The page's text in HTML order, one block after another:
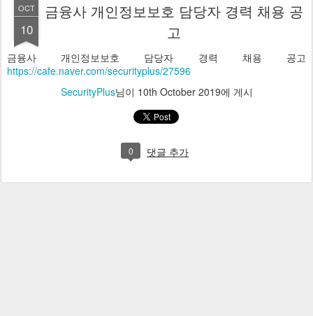
OCT
10
금융사 개인정보보호 담당자 경력 채용 공
고
금융사 개인정보보호 담당자 경력 채용 공고
https://cafe.naver.com/securityplus/27596
SecurityPlus님이 10th October 2019에 게시
0 댓글 추가